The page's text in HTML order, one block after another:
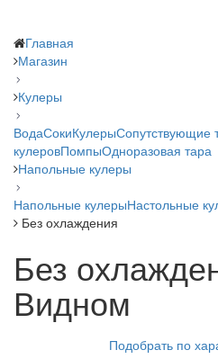
Главная
Магазин
Кулеры
ВодаСокиКулерыСопутствующие
кулеровПомпыОдноразовая тара
Напольные кулеры
Напольные кулерыНастольные
Без охлаждения
Без
Видном
Подобрать по